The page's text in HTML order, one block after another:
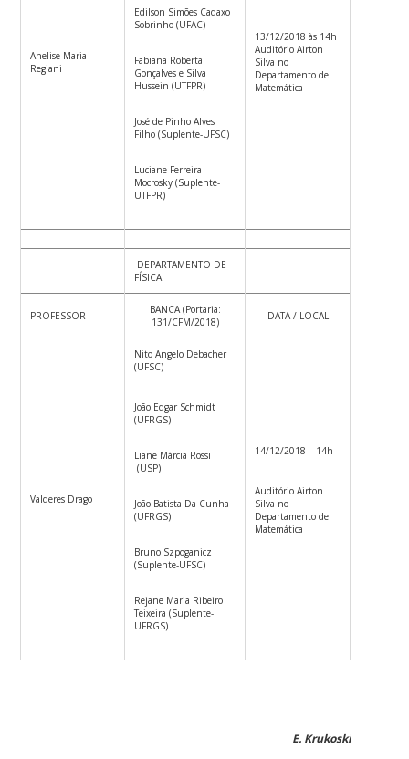
Anelise Maria
Regiani
Edilson Simões Cadaxo
Sobrinho (UFAC)
Fabiana Roberta
Gonçalves e Silva
Hussein (UTFPR)
José de Pinho Alves
Filho (Suplente-UFSC)
Luciane Ferreira
Mocrosky (Suplente-
UTFPR)
13/12/2018 às 14h
Auditório Airton
Silva no
Departamento de
Matemática
DEPARTAMENTO DE
FÍSICA
PROFESSOR
BANCA (Portaria:
131/CFM/2018)
DATA / LOCAL
Valderes Drago
Nito Angelo Debacher
(UFSC)
João Edgar Schmidt
(UFRGS)
Liane Márcia Rossi
(USP)
João Batista Da Cunha
(UFRGS)
Bruno Szpoganicz
(Suplente-UFSC)
Rejane Maria Ribeiro
Teixeira (Suplente-
UFRGS)
14/12/2018 – 14h
Auditório Airton
Silva no
Departamento de
Matemática
E. Krukoski